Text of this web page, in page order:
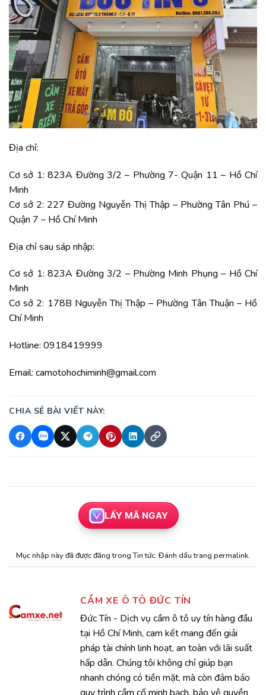
Địa chỉ:
Cơ sở 1: 823A Đường 3/2 – Phường 7- Quận 11 – Hồ Chí
Minh
Cơ sở 2: 227 Đường Nguyễn Thị Thập – Phường Tân Phú –
Quận 7 – Hồ Chí Minh
Địa chỉ sau sáp nhập:
Cơ sở 1: 823A Đường 3/2 – Phường Minh Phụng – Hồ Chí
Minh
Cơ sở 2: 178B Nguyễn Thị Thập – Phường Tân Thuận – Hồ
Chí Minh
Hotline: 0918419999
Email: camotohochiminh@gmail.com
CHIA SẺ BÀI VIẾT NÀY:
LẤY MÃ NGAY
Mục nhập này đã được đăng trongTin tức. Đánh dấu trang permalink.
CẦM XE Ô TÔ ĐỨC TÍN
Đức Tín - Dịch vụ cầm ô tô uy tín hàng đầu
tại Hồ Chí Minh, cam kết mang đến giải
pháp tài chính linh hoạt, an toàn với lãi suất
hấp dẫn. Chúng tôi không chỉ giúp bạn
nhanh chóng có tiền mặt, mà còn đảm bảo